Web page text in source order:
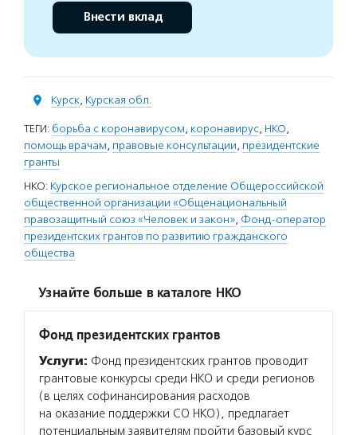
Внести вклад
Курск, Курская обл.
ТЕГИ: борьба с коронавирусом, коронавирус, НКО,
помощь врачам, правовые консультации, президентские
гранты
НКО: Курское региональное отделение Общероссийской
общественной организации «Общенациональный
правозащитный союз «Человек и закон», Фонд-оператор
президентских грантов по развитию гражданского
общества
Узнайте больше в каталоге НКО
Фонд президентских грантов
Услуги: Фонд президентских грантов проводит
грантовые конкурсы среди НКО и среди регионов
(в целях софинансирования расходов
на оказание поддержки СО НКО), предлагает
потенциальным заявителям пройти базовый курс